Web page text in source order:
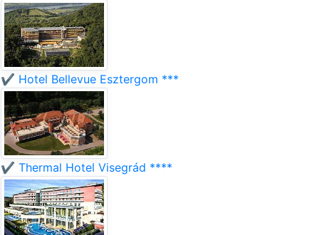
✔️ Hotel Bellevue Esztergom ***
✔️ Thermal Hotel Visegrád ****